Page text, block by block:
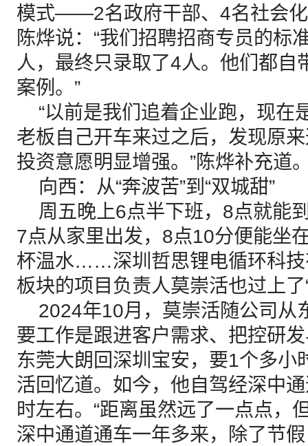
模式——2名政府干部、4名社会
陈烨说：“我们招聘招商专员的标
人，最终只录取了4人。他们都自
案例。”
“以前是我们追着企业跑，现在
老板自己开车来过之后，发现原
投资意愿明显增强。”陈烨补充道
向西：从“奔波苦”到“双城甜”
周五晚上6点半下班，8点就能
7点从家里出发，8点10分便能坐
杯温水……深圳哲思锂电循环科技
板块的项目负责人莫崇活也过上了
2024年10月，莫崇活随公司从
要工作是跟进客户需求、把控研
东莞大朗回深圳宝安，要1个多小
活回忆道。如今，他自驾经深中
时左右。“距离虽然远了一点点，
深中通道通车一年多来，除了节